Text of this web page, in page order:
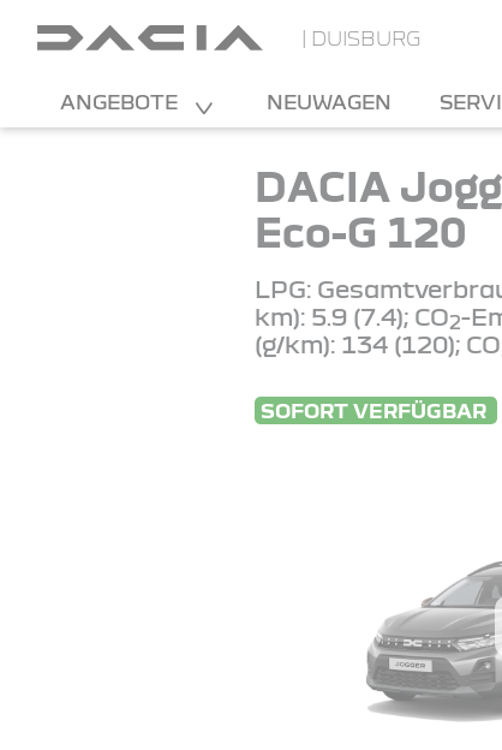
| DUISBURG
ANGEBOTE NEUWAGEN
DACIA
Eco-G 120
LPG:
km): 5.9 (7.4); CO2-
(g/km): 134 (120); CO
SOFORT VERFÜGBAR